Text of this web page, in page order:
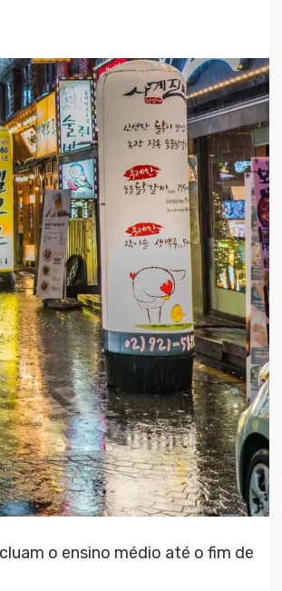
o ensino médio até o fim de